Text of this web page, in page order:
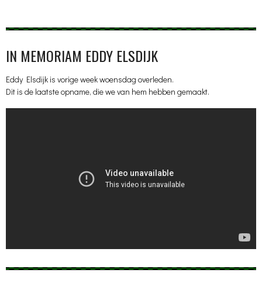
IN MEMORIAM EDDY ELSDIJK
Eddy Elsdijk is vorige week woensdag overleden.
Dit is de laatste opname, die we van hem hebben gemaakt.